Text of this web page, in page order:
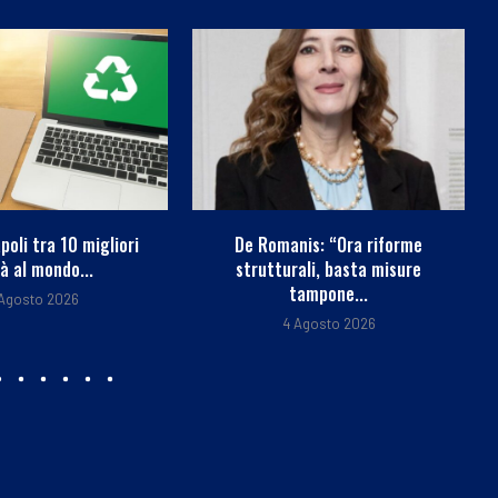
“Ora riforme
basta misure
Lavoro: Amazon-Swg, 58%
italiani favorevole a donare
ferie...
4 Agosto 2026